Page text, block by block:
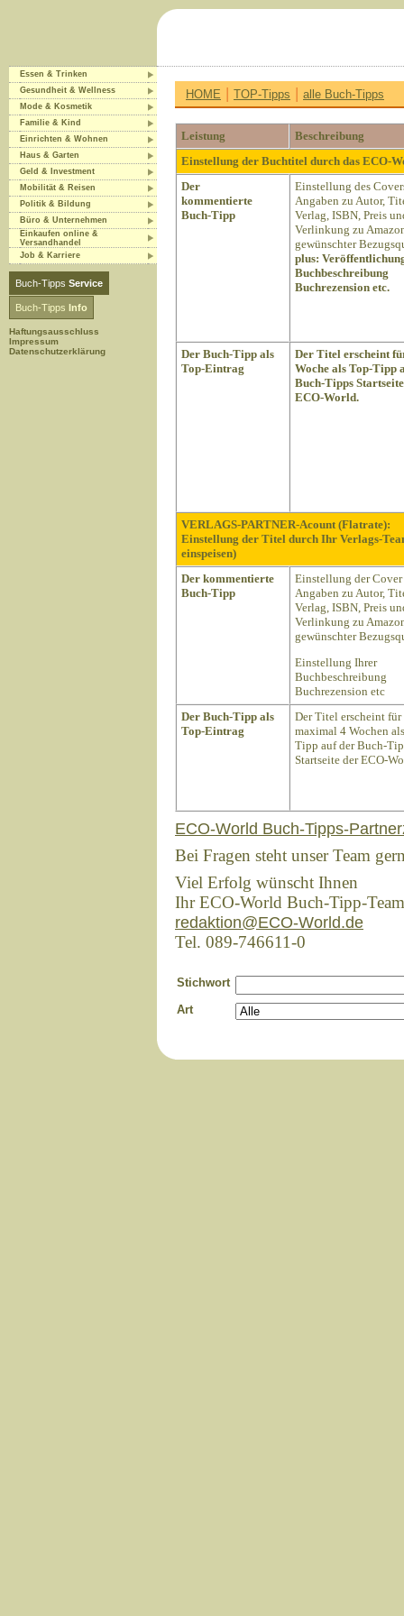
Essen & Trinken
Gesundheit & Wellness
Mode & Kosmetik
Familie & Kind
Einrichten & Wohnen
Haus & Garten
Geld & Investment
Mobilität & Reisen
Politik & Bildung
Büro & Unternehmen
Einkaufen online &
Versandhandel
Job & Karriere
Buch-Tipps Service
Buch-Tipps Info
Haftungsausschluss
Impressum
Datenschutzerklärung
HOME | TOP-Tipps | alle Buch-Tipps
Leistung
Beschreibung
Einstellung der Buchtitel durch das ECO-
Der
kommentierte
Buch-Tipp
Einstellung des
Angaben zu Autor,
Verlag, ISBN, Preis
Verlinkung zu
gewünschter
plus:
Buchbeschreibung
Buchrezension etc.
Der Buch-Tipp als
Top-Eintrag
Der Titel erscheint
Woche als Top-Tipp
Buch-Tipps
ECO-World.
VERLAGS-PARTNER-Acount (Flatrate):
Einstellung der Titel durch Ihr Verlags-
einspeisen)
Der kommentierte
Buch-Tipp
Einstellung der
Angaben zu Autor,
Verlag, ISBN, Preis
Verlinkung zu
gewünschter
Einstellung Ihrer
Buchbeschreibung
Buchrezension etc
Der Buch-Tipp als
Top-Eintrag
Der Titel erscheint für
maximal 4 Wochen
Tipp auf der Buch-
Startseite der ECO-
ECO-World Buch-Tipps-
Bei Fragen steht unser Team
Viel Erfolg wünscht Ihnen
Ihr ECO-World Buch-Tipp-Team
redaktion@ECO-World.de
Tel. 089-746611-0
Stichwort
Art